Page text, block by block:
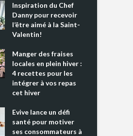
Inspiration du Chef
Danny pour recevoir
l’être aimé à la Saint-
Valentin!
Manger des fraises
locales en plein hiver :
4 recettes pour les
intégrer à vos repas
cet hiver
Evive lance un défi
santé pour motiver
ses consommateurs à